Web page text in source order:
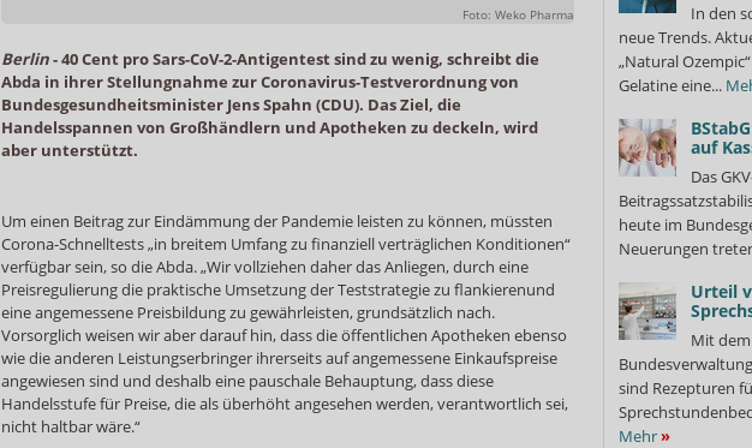
Foto: Weko Pharma
Berlin-40 Cent pro Sars-CoV-2-Antigentest sind zu wenig, schreibt die
Abda in ihrer Stellungnahme zur Coronavirus-Testverordnung von
Bundesgesundheitsminister Jens Spahn (CDU). Das Ziel, die
Handelsspannen von Großhändlern und Apotheken zu deckeln, wird
aber unterstützt.
Um einen Beitrag zur Eindämmung der Pandemie leisten zu können, müssten
Corona-Schnelltests „in breitem Umfang zu finanziell verträglichen Konditionen“
verfügbar sein, so die Abda. „Wir vollziehen daher das Anliegen, durch eine
Preisregulierung die praktische Umsetzung der Teststrategie zu flankierenund
eine angemessene Preisbildung zu gewährleisten, grundsätzlich nach.
Vorsorglich weisen wir aber darauf hin, dass die öffentlichen Apotheken ebenso
wie die anderen Leistungserbringer ihrerseits auf angemessene Einkaufspreise
angewiesen sind und deshalb eine pauschale Behauptung, dass diese
Handelsstufe für Preise, die als überhöht angesehen werden, verantwortlich sei,
nicht haltbar wäre.“
In den
neue Trends.
„Natural
Gelatine eine...
auf
Das
heute im
Neuerungen
Urteil
Mit
sind Rezepturen
Mehr»